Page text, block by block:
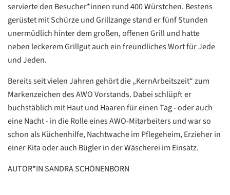
servierte den Besucher*innen rund 400 Würstchen. Bestens
gerüstet mit Schürze und Grillzange stand er fünf Stunden
unermüdlich hinter dem großen, offenen Grill und hatte
neben leckerem Grillgut auch ein freundliches Wort für Jede
und Jeden.
Bereits seit vielen Jahren gehört die „KernArbeitszeit“ zum
Markenzeichen des AWO Vorstands. Dabei schlüpft er
buchstäblich mit Haut und Haaren für einen Tag - oder auch
eine Nacht - in die Rolle eines AWO-Mitarbeiters und war so
schon als Küchenhilfe, Nachtwache im Pflegeheim, Erzieher in
einer Kita oder auch Bügler in der Wäscherei im Einsatz.
AUTOR*IN SANDRA SCHÖNENBORN
Datenschutzerklärung
Datenschutzerklärung